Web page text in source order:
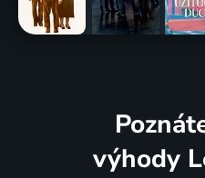
výhody